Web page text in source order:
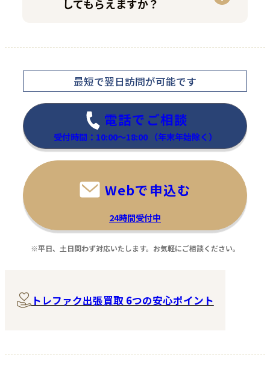
してもらえますか？
最短で翌日訪問が可能です
電話でご相談
受付時間：10:00～18:00 （年末年始除く）
Webで申込む
24時間受付中
※平日、土日問わず対応いたします。お気軽にご相談ください。
トレファク出張買取 6つの安心ポイント